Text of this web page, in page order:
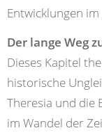
Entwicklungen
Der lange Weg
Dieses Kapitel
historische
Theresia und die
im Wandel der